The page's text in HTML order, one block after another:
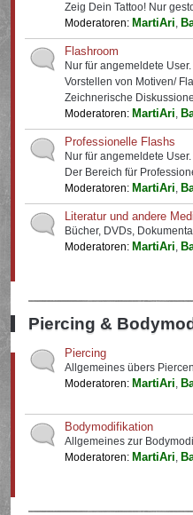
Zeig Dein Tattoo! Nur
Moderatoren: MartiAri,
Flashroom
Nur für angemeldete User.
Vorstellen von Motiven/
Zeichnerische
Moderatoren: MartiAri,
Professionelle Flashs
Nur für angemeldete User.
Der Bereich für
Moderatoren: MartiAri,
Literatur und andere
Bücher, DVDs,
Moderatoren: MartiAri,
Piercing &
Piercing
Allgemeines übers Piercen
Moderatoren: MartiAri,
Bodymodifikation
Allgemeines zur
Moderatoren: MartiAri,